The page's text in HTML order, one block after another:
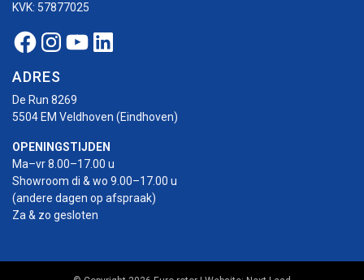
KVK: 57877025
Facebook Euro-rotor
Instagram Euro-rotor
Youtube Euro-rotor
Linkedin Euro-rotor
ADRES
De Run 8269
5504 EM Veldhoven (Eindhoven)
OPENINGSTIJDEN
Ma–vr 8.00–17.00 u
Showroom di & wo 9.00–17.00 u
(andere dagen op afspraak)
Za & zo gesloten